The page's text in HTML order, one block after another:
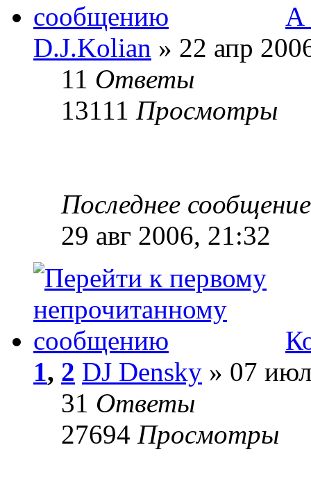
А
D.J.Kolian » 22 апр
11 Ответы
13111 Просмотры
Последнее
29 авг 2006, 21:32
1, 2 DJ Densky » 07
31 Ответы
27694 Просмотры